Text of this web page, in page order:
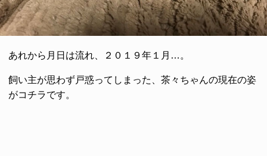
あれから月日は流れ、２０１９年１月…。
飼い主が思わず戸惑ってしまった、茶々ちゃんの現在の姿
がコチラです。